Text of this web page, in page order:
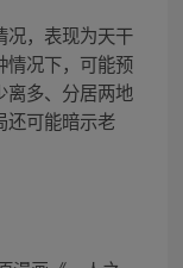
况，表现为天干
情况下，可能预
离多、分居两地
还可能暗示老